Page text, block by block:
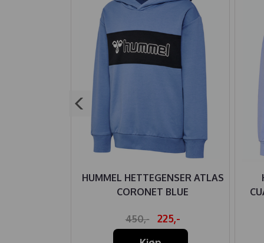
HUMMEL HETTEGENSER ATLAS
CORONET BLUE
450,-
225,-